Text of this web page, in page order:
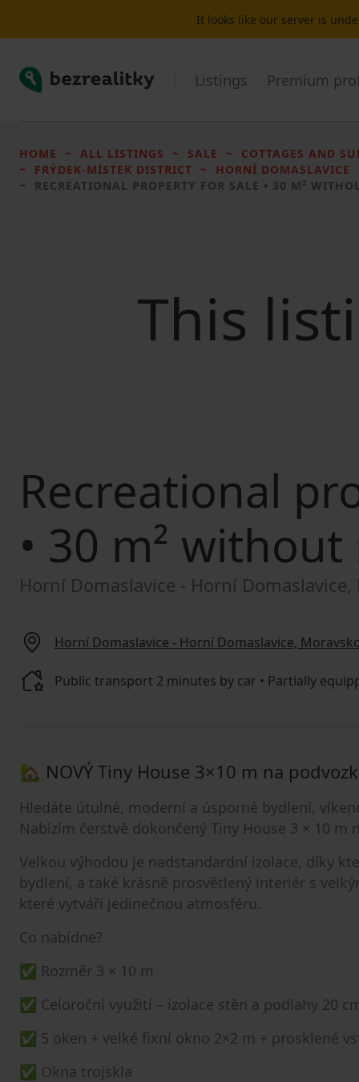
It looks like our server is
Bezrealitky Listings Premium
HOME ALL LISTINGS SALE COTTAGES AND
FRÝDEK-MÍSTEK DISTRICT
HORNÍ DOMASLAVICE
RECREATIONAL PROPERTY FOR SALE • 30 M²
This
Recreational
• 30 m²
Horní Domaslavice - Horní
Horní Domaslavice - Horní Domaslavice,
Public transport 2 minutes by car • Partially
🏡 NOVÝ Tiny House 3×10 m na
Hledáte útulné, moderní a úsporné bydlení,
Nabízím čerstvě dokončený Tiny House 3 × 10 m
Velkou výhodou je nadstandardní izolace, díky
bydlení, a také krásně prosvětlený interiér s
které vytváří jedinečnou atmosféru.
Co nabídne?
✅ Rozměr 3 × 10 m
✅ Celoroční využití – izolace stěn a podlahy 20
✅ 5 oken + velké fixní okno 2×2 m + prosklené
✅ Okna trojskla